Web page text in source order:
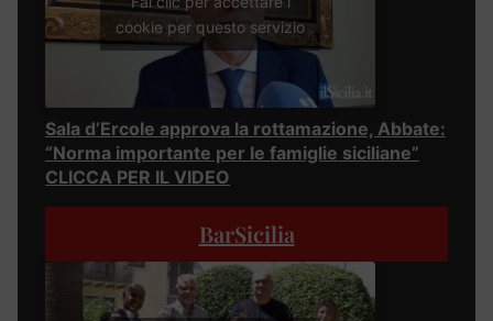
cookie per questo servizio
Sala d’Ercole approva la rottamazione, Abbate:
“Norma importante per le famiglie siciliane”
CLICCA PER IL VIDEO
BarSicilia